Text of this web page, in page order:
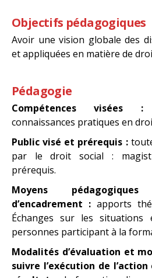
Objectifs pédagogiques
Avoir une vision globale des
et appliquées en matière de
Pédagogie
Compétences visées :
connaissances pratiques en
Public visé et prérequis :
par le droit social :
prérequis.
Moyens
d’encadrement : apports
Échanges sur les situations
personnes participant à la
Modalités d’évaluation et
suivre l’exécution de